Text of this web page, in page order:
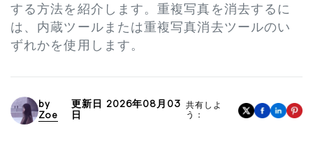
する方法を紹介します。重複写真を消去するに
は、内蔵ツールまたは重複写真消去ツールのい
ずれかを使用します。
by
Zoe
更新日 2026年08月03
日
共有しよ
う：